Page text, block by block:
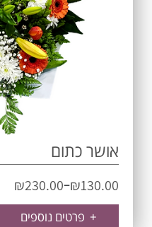
אושר כתום
₪130.00
–
₪230.00
+ פרטים נוספים